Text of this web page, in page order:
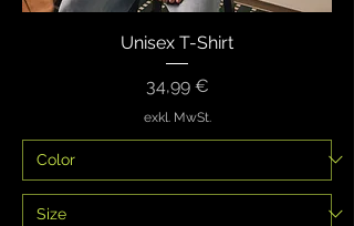
Unisex T-Shirt
Preis
34,99 €
exkl. MwSt.